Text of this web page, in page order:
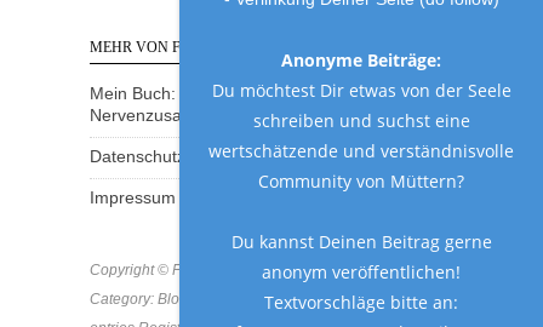
MEHR VON FRAU MUTTER
Mein Buch: Eine Mama am Rande des
Nervenzusammenbruchs
Datenschutzerklärung
Impressum
Copyright © Frau Mutter 2018 * https://frau-mutter.com
Category: Blog * MCN: B8MVF-GD8BA-SKD2A * All
Anonyme Beiträge:
Du möchtest Dir etwas von der Seele
schreiben und suchst eine
wertschätzende und verständnisvolle
Community von Müttern?
Du kannst Deinen Beitrag gerne
anonym veröffentlichen!
Textvorschläge bitte an: